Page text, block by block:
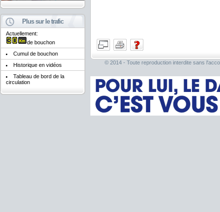
Plus sur le trafic
Actuellement:
de bouchon
Cumul de bouchon
Historique en vidéos
Tableau de bord de la
circulation
© 2014 - Toute reproduction interdite sans